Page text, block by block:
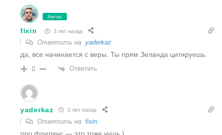
Автор
fixin 3 лет назад
Ответить на yaderkaz
да, все начинается с веры. Ты прям Зеланда цитируешь.
0 Ответить
yaderkaz 3 лет назад
Ответить на fixin